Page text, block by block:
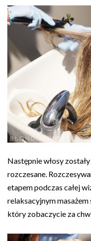
Następnie włosy
rozczesane.
etapem podczas całej
relaksacyjnym
który zobaczycie za